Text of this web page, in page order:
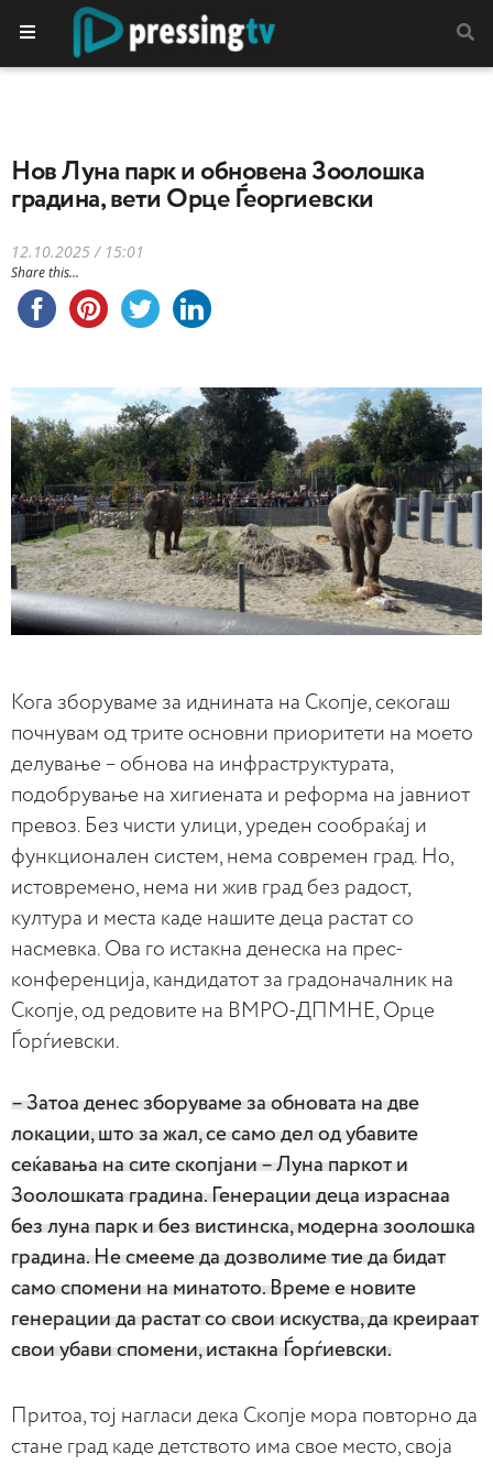
Нов Луна парк и обновена Зоолошка
градина, вети Орце Ѓеоргиевски
12.10.2025 / 15:01
Share this...
Кога зборуваме за иднината на Скопје, секогаш
почнувам од трите основни приоритети на моето
делување – обнова на инфраструктурата,
подобрување на хигиената и реформа на јавниот
превоз. Без чисти улици, уреден сообраќај и
функционален систем, нема современ град. Но,
истовремено, нема ни жив град без радост,
култура и места каде нашите деца растат со
насмевка. Ова го истакна денеска на прес-
конференција, кандидатот за градоначалник на
Скопје, од редовите на ВМРО-ДПМНЕ, Орце
Ѓорѓиевски.
– Затоа денес зборуваме за обновата на две
локации, што за жал, се само дел од убавите
сеќавања на сите скопјани – Луна паркот и
Зоолошката градина. Генерации деца израснаа
без луна парк и без вистинска, модерна зоолошка
градина. Не смееме да дозволиме тие да бидат
само спомени на минатото. Време е новите
генерации да растат со свои искуства, да креираат
свои убави спомени, истакна Ѓорѓиевски.
Притоа, тој нагласи дека Скопје мора повторно да
стане град каде детството има свое место, своја